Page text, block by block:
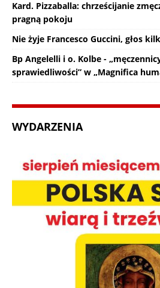
Kard. Pizzaballa: chrześcijanie
pragną pokoju
Nie żyje Francesco Guccini, głos
Bp Angelelli i o. Kolbe -
sprawiedliwości” w „Magnifica
WYDARZENIA